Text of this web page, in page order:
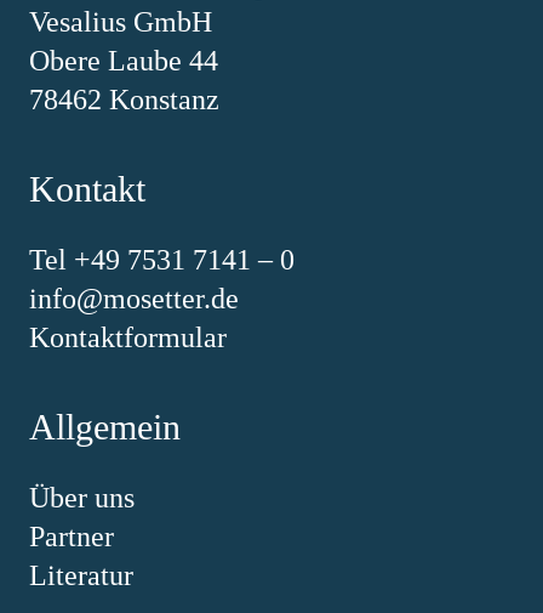
Vesalius GmbH
Obere Laube 44
78462 Konstanz
Kontakt
Tel +49 7531 7141 – 0
info@mosetter.de
Kontaktformular
Allgemein
Über uns
Partner
Literatur